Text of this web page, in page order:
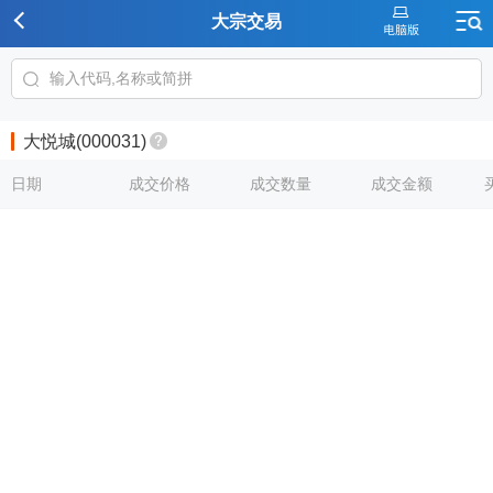
大宗交易
大悦城(000031)
日期 成交价格 成交数量 成交金额